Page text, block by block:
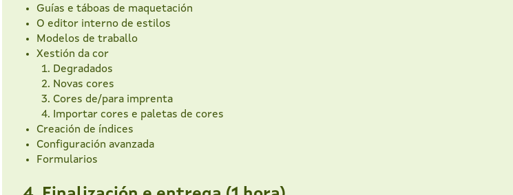
Guías e táboas de maquetación
O editor interno de estilos
Modelos de traballo
Xestión da cor
Degradados
Novas cores
Cores de/para imprenta
Importar cores e paletas de cores
Creación de índices
Configuración avanzada
Formularios